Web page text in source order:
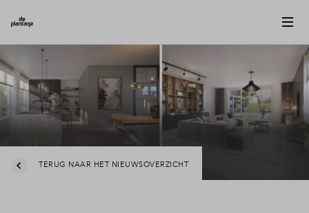
TERUG NAAR HET NIEUWSOVERZICHT